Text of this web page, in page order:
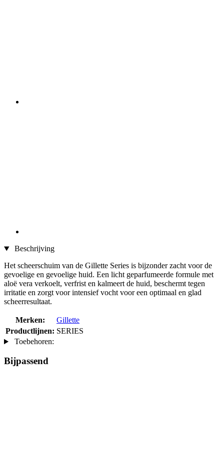
Beschrijving
Het scheerschuim van de Gillette Series is bijzonder zacht voor de
gevoelige en gevoelige huid. Een licht geparfumeerde formule met
aloë vera verkoelt, verfrist en kalmeert de huid, beschermt tegen
irritatie en zorgt voor intensief vocht voor een optimaal en glad
scheerresultaat.
Merken:
Gillette
Productlijnen: SERIES
Toebehoren:
Bijpassend